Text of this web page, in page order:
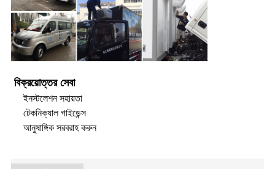
বিক্রয়োত্তর সেবা
ইনস্টলেশন সহায়তা
টেকনিক্যাল গাইডেন্স
আনুষাঙ্গিক সরবরাহ করুন